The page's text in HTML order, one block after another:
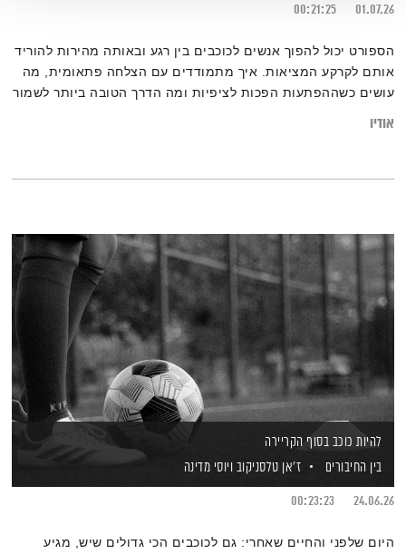
01.07.26
00:21:25
הספורט יכול להפוך אנשים לכוכבים בין רגע ובאותה מהירות להוריד
אותם לקרקע המציאות. איך מתמודדים עם הצלחה פתאומית, מה
עושים כשההפתעות הפכות לציפיות ומה הדרך הטובה ביותר לשמור
אודיו
להיות כוכב בסוף הקריירה
בין החיבורים
ז'אן טלסניקוב ויוסי מדינה
24.06.26
00:23:23
היום שלפני והחיים שאחרי: גם לכוכבים הכי גדולים שיש, מגיע